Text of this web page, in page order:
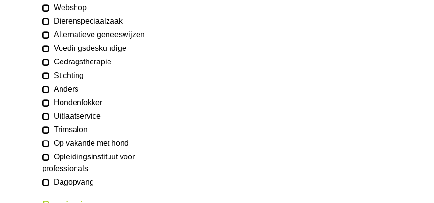
Webshop
Dierenspeciaalzaak
Alternatieve geneeswijzen
Voedingsdeskundige
Gedragstherapie
Stichting
Anders
Hondenfokker
Uitlaatservice
Trimsalon
Op vakantie met hond
Opleidingsinstituut voor
professionals
Dagopvang